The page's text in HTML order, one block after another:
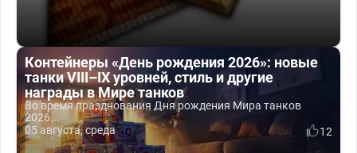
Контейнеры «День рождения 2026»: новые
танки VIII–IX уровней, стиль и другие
награды в Мире танков
Во время празднования Дня рождения Мира танков
2026...
05 августа, среда
12